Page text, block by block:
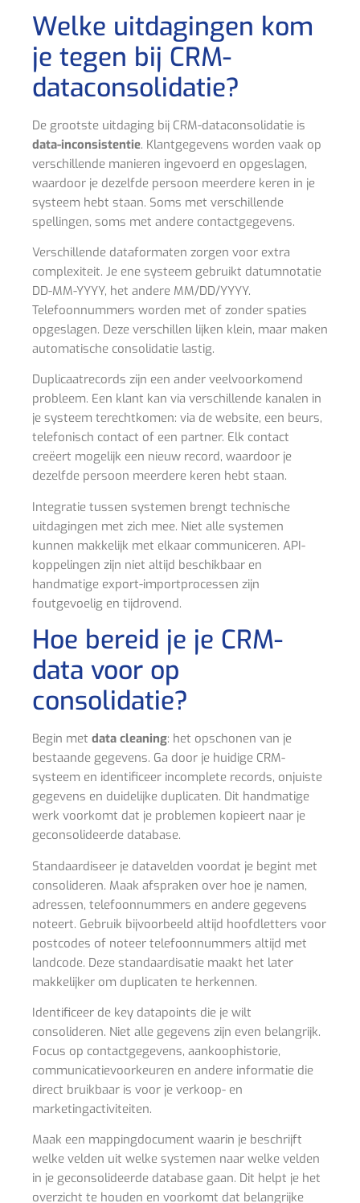
Welke uitdagingen kom
je tegen bij CRM-
dataconsolidatie?
De grootste uitdaging bij CRM-dataconsolidatie is
data-inconsistentie. Klantgegevens worden vaak op
verschillende manieren ingevoerd en opgeslagen,
waardoor je dezelfde persoon meerdere keren in je
systeem hebt staan. Soms met verschillende
spellingen, soms met andere contactgegevens.
Verschillende dataformaten zorgen voor extra
complexiteit. Je ene systeem gebruikt datumnotatie
DD-MM-YYYY, het andere MM/DD/YYYY.
Telefoonnummers worden met of zonder spaties
opgeslagen. Deze verschillen lijken klein, maar maken
automatische consolidatie lastig.
Duplicaatrecords zijn een ander veelvoorkomend
probleem. Een klant kan via verschillende kanalen in
je systeem terechtkomen: via de website, een beurs,
telefonisch contact of een partner. Elk contact
creëert mogelijk een nieuw record, waardoor je
dezelfde persoon meerdere keren hebt staan.
Integratie tussen systemen brengt technische
uitdagingen met zich mee. Niet alle systemen
kunnen makkelijk met elkaar communiceren. API-
koppelingen zijn niet altijd beschikbaar en
handmatige export-importprocessen zijn
foutgevoelig en tijdrovend.
Hoe bereid je je CRM-
data voor op
consolidatie?
Begin met data cleaning: het opschonen van je
bestaande gegevens. Ga door je huidige CRM-
systeem en identificeer incomplete records, onjuiste
gegevens en duidelijke duplicaten. Dit handmatige
werk voorkomt dat je problemen kopieert naar je
geconsolideerde database.
Standaardiseer je datavelden voordat je begint met
consolideren. Maak afspraken over hoe je namen,
adressen, telefoonnummers en andere gegevens
noteert. Gebruik bijvoorbeeld altijd hoofdletters voor
postcodes of noteer telefoonnummers altijd met
landcode. Deze standaardisatie maakt het later
makkelijker om duplicaten te herkennen.
Identificeer de key datapoints die je wilt
consolideren. Niet alle gegevens zijn even belangrijk.
Focus op contactgegevens, aankoophistorie,
communicatievoorkeuren en andere informatie die
direct bruikbaar is voor je verkoop- en
marketingactiviteiten.
Maak een mappingdocument waarin je beschrijft
welke velden uit welke systemen naar welke velden
in je geconsolideerde database gaan. Dit helpt je het
overzicht te houden en voorkomt dat belangrijke